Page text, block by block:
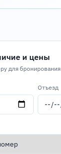
и цены
для бронирования
Отъезд